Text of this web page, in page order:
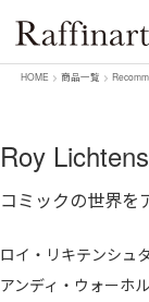
HOME > 商品一覧 >
Roy
コミックの世界を
ロイ・リキテンシュ
アンディ・ウォーホ